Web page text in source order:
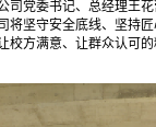
司党委书记、总经理王
将坚守安全底线、坚持
校方满意、让群众认可